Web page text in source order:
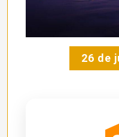
26 de